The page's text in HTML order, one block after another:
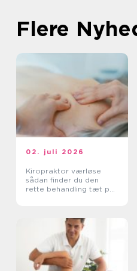
Flere
02. juli 2026
Kiropraktor værløse
sådan finder du den
rette behandling tæt på